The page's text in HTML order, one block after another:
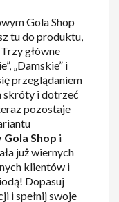
Gola Shop
tu do produktu,
główne
„Damskie” i
przeglądaniem
skróty i dotrzeć
pozostaje
Shop i
już wiernych
klientów i
Dopasuj
i spełnij swoje